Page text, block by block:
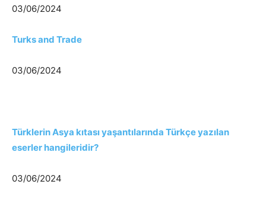
03/06/2024
Turks and Trade
03/06/2024
Türklerin Asya kıtası yaşantılarında Türkçe yazılan
eserler hangileridir?
03/06/2024